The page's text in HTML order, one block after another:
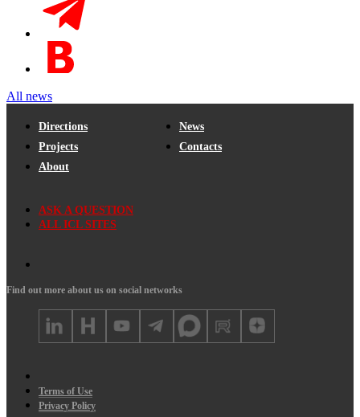
All news
Directions
Projects
About
News
Contacts
ASK A QUESTION
ALL ICL SITES
Find out more about us on social networks
Terms of Use
Privacy Policy